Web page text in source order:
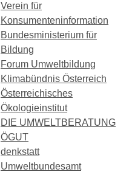
Verein für
Konsumenteninformation
Bundesministerium für
Bildung
Forum Umweltbildung
Klimabündnis Österreich
Österreichisches
Ökologieinstitut
DIE UMWELTBERATUNG
ÖGUT
denkstatt
Umweltbundesamt